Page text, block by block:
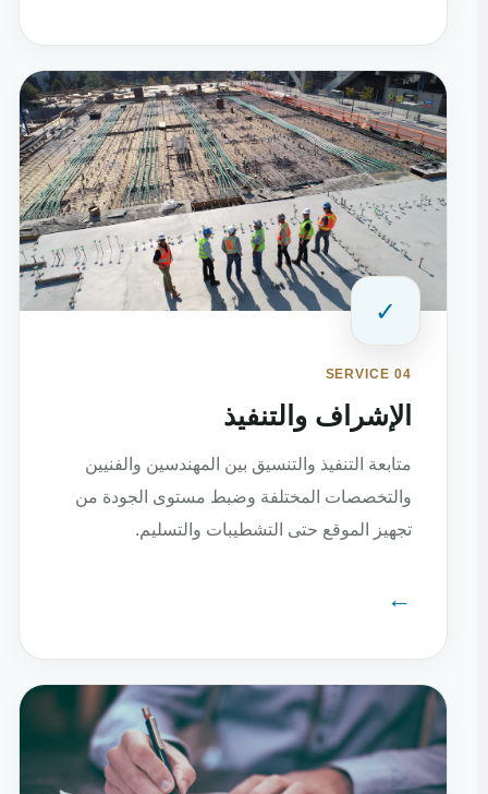
✓
SERVICE 04
الإشراف والتنفيذ
متابعة التنفيذ والتنسيق بين المهندسين والفنيين
والتخصصات المختلفة وضبط مستوى الجودة من
تجهيز الموقع حتى التشطيبات والتسليم.
←